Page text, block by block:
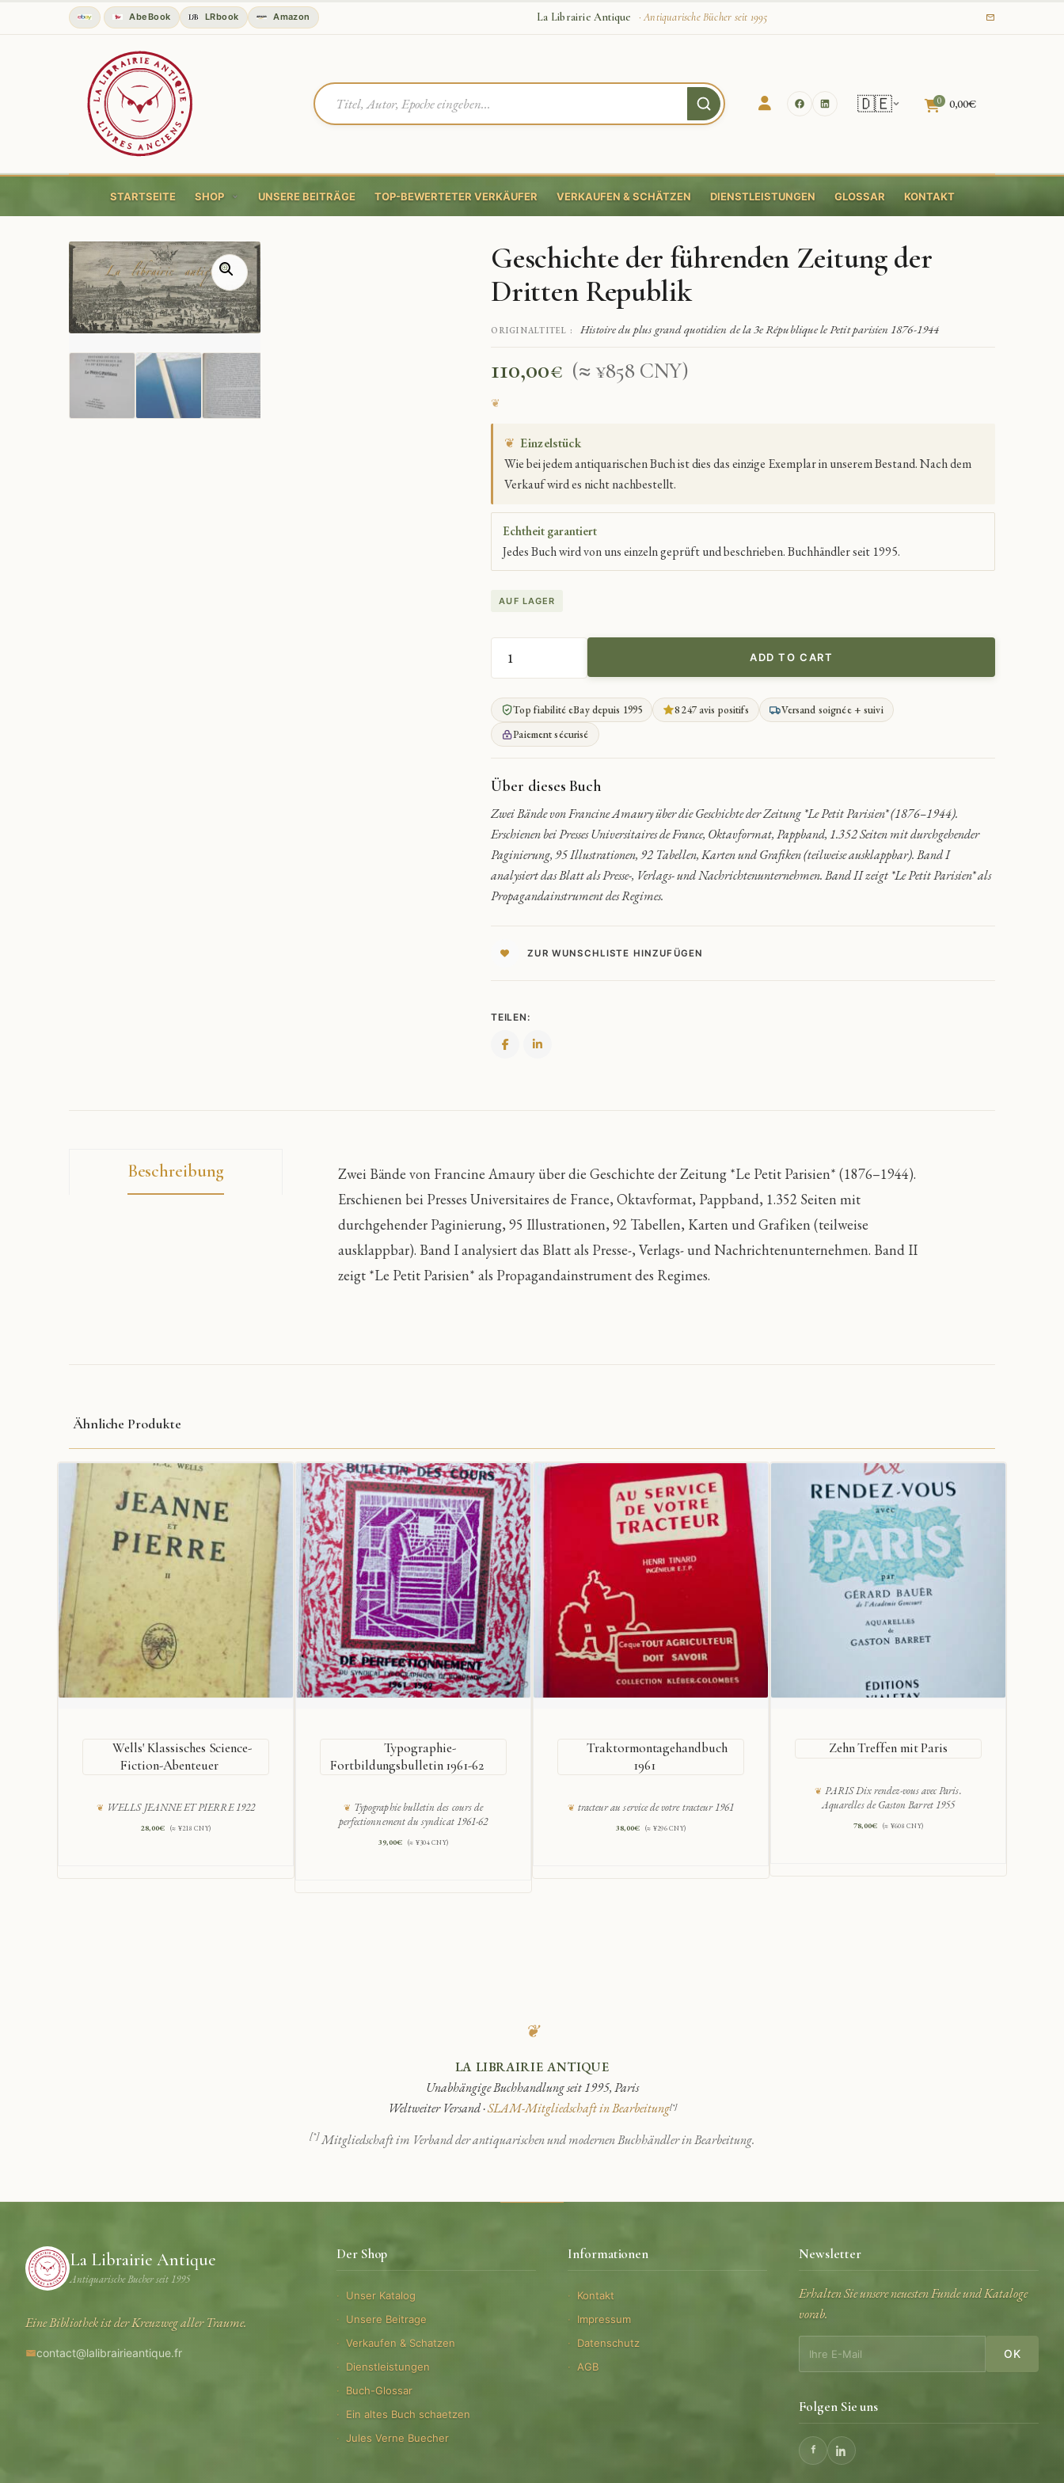
AbeBook LRbook Amazon La Librairie Antique · Antiquarische Bücher seit 1995
🇩🇪 0 0,00€
STARTSEITE SHOP UNSERE BEITRÄGE TOP-BEWERTETER VERKÄUFER VERKAUFEN & SCHÄTZEN DIENSTLEISTUNGEN GLOSSAR KONTAKT
Geschichte der führenden Zeitung der
Dritten Republik
ORIGINALTITEL : Histoire du plus grand quotidien de la 3e République le Petit parisien 1876-1944
110,00€ (≈ ¥858 CNY)
❦ Einzelstück
Wie bei jedem antiquarischen Buch ist dies das einzige Exemplar in unserem Bestand. Nach dem
Verkauf wird es nicht nachbestellt.
Echtheit garantiert
Jedes Buch wird von uns einzeln geprüft und beschrieben. Buchhändler seit 1995.
AUF LAGER
GESCHICHTE
DER
FÜHRENDEN
ZEITUNG
DER
DRITTEN
QUANTITY
ADD TO CART
Top fiabilité eBay depuis 1995 8 247 avis positifs
Versand soignée + suivi
Paiement sécurisé
Über dieses Buch
Zwei Bände von Francine Amaury über die Geschichte der Zeitung *Le Petit Parisien* (1876–1944).
Erschienen bei Presses Universitaires de France, Oktavformat, Pappband, 1.352 Seiten mit durchgehender
Paginierung, 95 Illustrationen, 92 Tabellen, Karten und Grafiken (teilweise ausklappbar). Band I
analysiert das Blatt als Presse-, Verlags- und Nachrichtenunternehmen. Band II zeigt *Le Petit Parisien* als
Propagandainstrument des Regimes.
ZUR WUNSCHLISTE HINZUFÜGEN
TEILEN:
Beschreibung
Zwei Bände von Francine Amaury über die Geschichte der Zeitung *Le Petit Parisien* (1876–1944).
Erschienen bei Presses Universitaires de France, Oktavformat, Pappband, 1.352 Seiten mit
durchgehender Paginierung, 95 Illustrationen, 92 Tabellen, Karten und Grafiken (teilweise
ausklappbar). Band I analysiert das Blatt als Presse-, Verlags- und Nachrichtenunternehmen. Band II
zeigt *Le Petit Parisien* als Propagandainstrument des Regimes.
Ähnliche Produkte
Wells' Klassisches Science-
Fiction-Abenteuer
WELLS JEANNE ET PIERRE 1922
28,00€ (≈ ¥218 CNY)
Typographie-
Fortbildungsbulletin 1961-62
Typographie bulletin des cours de
perfectionnement du syndicat 1961-62
39,00€ (≈ ¥304 CNY)
Traktormontagehandbuch
1961
tracteur au service de votre tracteur 1961
38,00€ (≈ ¥296 CNY)
Zehn Treffen mit Paris
PARIS Dix rendez-vous avec Paris.
Aquarelles de Gaston Barret 1955
78,00€ (≈ ¥608 CNY)
❦
LA LIBRAIRIE ANTIQUE
Unabhängige Buchhandlung seit 1995, Paris
Weltweiter Versand ·SLAM-Mitgliedschaft in Bearbeitung[*]
[*]Mitgliedschaft im Verband der antiquarischen und modernen Buchhändler in Bearbeitung.
La Librairie Antique
Antiquarische Bucher seit 1995
Eine Bibliothek ist der Kreuzweg aller Traume.
contact@lalibrairieantique.fr
Der Shop
Unser Katalog
Unsere Beitrage
Verkaufen & Schatzen
Dienstleistungen
Buch-Glossar
Ein altes Buch schaetzen
Jules Verne Buecher
Informationen
Kontakt
Impressum
Datenschutz
AGB
Newsletter
Erhalten Sie unsere neuesten Funde und Kataloge
vorab.
OK
Folgen Sie uns